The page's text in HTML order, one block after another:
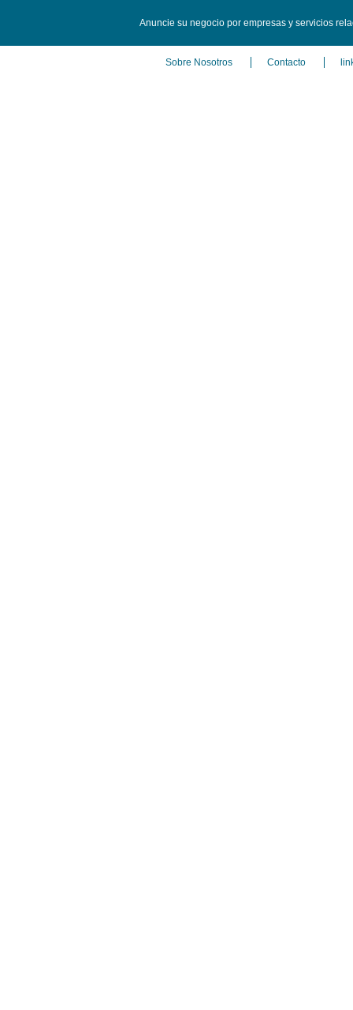
Anuncie su negocio por empresas y servicios
Sobre Nosotros Contacto